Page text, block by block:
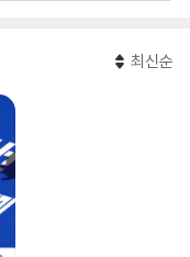
등에 출연해 범죄와의 싸
최신순